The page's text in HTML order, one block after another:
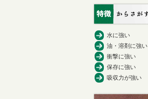
水に強い
油・溶剤に強い
衝撃に強い
保存に強い
吸収力が強い